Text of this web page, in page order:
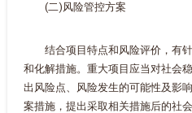
(二)风险管控方案
结合项目特点和风险评价，有
和化解措施。重大项目应当对社会
出风险点、风险发生的可能性及影
案措施，提出采取相关措施后的社